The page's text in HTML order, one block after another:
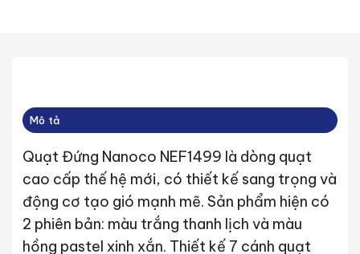
Mô tả
Quạt Đứng Nanoco NEF1499 là dòng quạt
cao cấp thế hệ mới, có thiết kế sang trọng và
động cơ tạo gió mạnh mẽ. Sản phẩm hiện có
2 phiên bản: màu trắng thanh lịch và màu
hồng pastel xinh xắn. Thiết kế 7 cánh quạt